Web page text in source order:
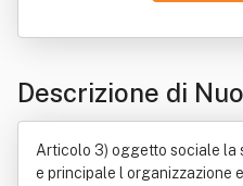
Descrizione di
cietà Sportiva
Articolo 3) oggetto sociale la
e principale l organizzazione